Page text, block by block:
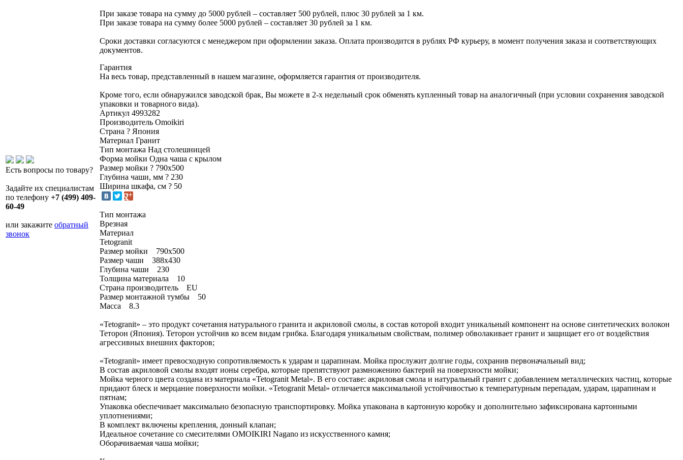
Есть вопросы по товару?
Задайте их специалистам
по телефону +7 (499) 409-
60-49
или закажите обратный
звонок
При заказе товара на сумму до 5000 рублей – составляет 500 рублей, плюс 30 рублей за 1 км.
При заказе товара на сумму более 5000 рублей – составляет 30 рублей за 1 км.
Сроки доставки согласуются с менеджером при оформлении заказа. Оплата производится в рублях РФ курьеру, в момент получения заказа и соответствующих
документов.
Гарантия
На весь товар, представленный в нашем магазине, оформляется гарантия от производителя.
Кроме того, если обнаружился заводской брак, Вы можете в 2-х недельный срок обменять купленный товар на аналогичный (при условии сохранения заводской
упаковки и товарного вида).
Артикул 4993282
Производитель Omoikiri
Страна ? Япония
Материал Гранит
Тип монтажа Над столешницей
Форма мойки Одна чаша с крылом
Размер мойки ? 790х500
Глубина чаши, мм ? 230
Ширина шкафа, см ? 50
Тип монтажа
Врезная
Материал
Tetogranit
Размер мойки 790х500
Размер чаши 388x430
Глубина чаши 230
Толщина материала 10
Страна производитель EU
Размер монтажной тумбы 50
Масса 8.3
«Tetogranit» – это продукт сочетания натурального гранита и акриловой смолы, в состав которой входит уникальный компонент на основе синтетических волокон
Теторон (Япония). Теторон устойчив ко всем видам грибка. Благодаря уникальным свойствам, полимер обволакивает гранит и защищает его от воздействия
агрессивных внешних факторов;
«Tetogranit» имеет превосходную сопротивляемость к ударам и царапинам. Мойка прослужит долгие годы, сохранив первоначальный вид;
В состав акриловой смолы входят ионы серебра, которые препятствуют размножению бактерий на поверхности мойки;
Мойка черного цвета создана из материала «Tetogranit Metal». В его составе: акриловая смола и натуральный гранит с добавлением металлических частиц, которые
придают блеск и мерцание поверхности мойки. «Tetogranit Metal» отличается максимальной устойчивостью к температурным перепадам, ударам, царапинам и
пятнам;
Упаковка обеспечивает максимально безопасную транспортировку. Мойка упакована в картонную коробку и дополнительно зафиксирована картонными
уплотнениями;
В комплект включены крепления, донный клапан;
Идеальное сочетание со смесителями OMOIKIRI Nagano из искусственного камня;
Оборачиваемая чаша мойки;